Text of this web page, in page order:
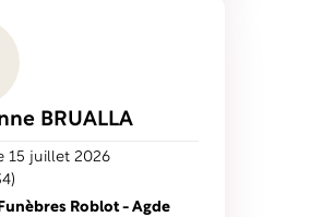
BRUALLA
15 juillet 2026
Roblot - Agde